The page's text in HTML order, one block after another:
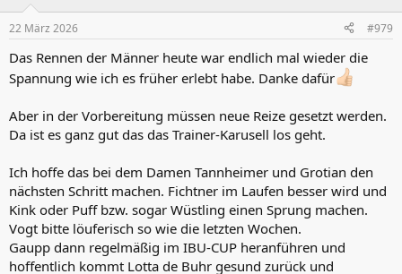
e
:
22 März 2026 #979
Das Rennen der Männer heute war endlich mal wieder die
Spannung wie ich es früher erlebt habe. Danke dafür
Aber in der Vorbereitung müssen neue Reize gesetzt werden.
Da ist es ganz gut das das Trainer-Karusell los geht.
Ich hoffe das bei dem Damen Tannheimer und Grotian den
nächsten Schritt machen. Fichtner im Laufen besser wird und
Kink oder Puff bzw. sogar Wüstling einen Sprung machen.
Vogt bitte löuferisch so wie die letzten Wochen.
Gaupp dann regelmäßig im IBU-CUP heranführen und
hoffentlich kommt Lotta de Buhr gesund zurück und